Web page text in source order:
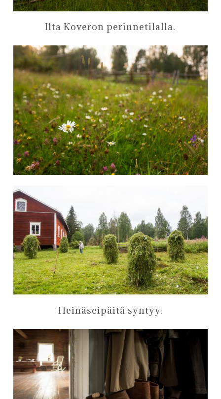
Ilta Koveron perinnetilalla.
Heinäseipäitä syntyy.